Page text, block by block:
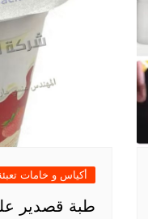
أكياس و خامات
طبة قصدير